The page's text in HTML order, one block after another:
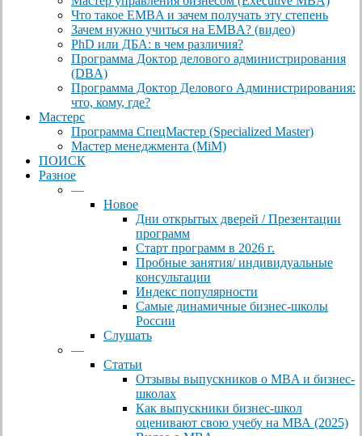
Что такое EMBA и зачем получать эту степень
Зачем нужно учиться на EMBA? (видео)
PhD или ДБА: в чем различия?
Программа Доктор делового администрирования
(DBА)
Программа Доктор Делового Администрирования:
что, кому, где?
Мастерс
Программа СпецМастер (Specialized Master)
Мастер менеджмента (MiM)
ПОИСК
Разное
—
Новое
Дни открытых дверей / Презентации
программ
Старт программ в 2026 г.
Пробные занятия/ индивидуальные
консультации
Индекс популярности
Самые динамичные бизнес-школы
России
Слушать
—
Статьи
Отзывы выпускников о MBA и бизнес-
школах
Как выпускники бизнес-школ
оценивают свою учебу на МВА (2025)